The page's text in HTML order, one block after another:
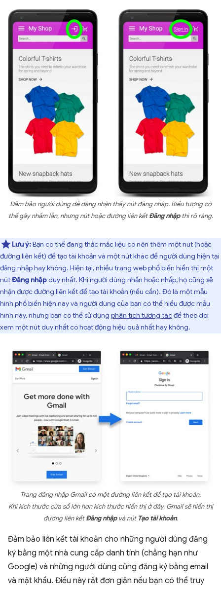
Đảm bảo người dùng dễ dàng nhận thấy nút đăng nhập. Biểu tượng có
thể gây nhầm lẫn, nhưng nút hoặc đường liên kếtĐăng nhậpthì rõ ràng.
Lưu ý:Bạn có thể đang thắc mắc liệu có nên thêm một nút (hoặc
đường liên kết) để tạo tài khoản và một nút khác để người dùng hiện tại
đăng nhập hay không. Hiện tại, nhiều trang web phổ biến hiển thị một
nútĐăng nhậpduy nhất. Khi người dùng nhấn hoặc nhấp, họ cũng sẽ
nhận được đường liên kết để tạo tài khoản (nếu cần). Đó là một mẫu
hình phổ biến hiện nay và người dùng của bạn có thể hiểu được mẫu
hình này, nhưng bạn có thể sử dụng phân tích tương tácđể theo dõi
xem một nút duy nhất có hoạt động hiệu quả nhất hay không.
Trang đăng nhập Gmail có một đường liên kết để tạo tài khoản.
Khi kích thước cửa sổ lớn hơn kích thước hiển thị ở đây, Gmail sẽ hiển thị
đường liên kếtĐăng nhậpvà nút Tạo tài khoản.
Đảm bảo liên kết tài khoản cho những người dùng đăng
ký bằng một nhà cung cấp danh tính (chẳng hạn như
Google) và những người dùng cũng đăng ký bằng email
và mật khẩu. Điều này rất đơn giản nếu bạn có thể truy